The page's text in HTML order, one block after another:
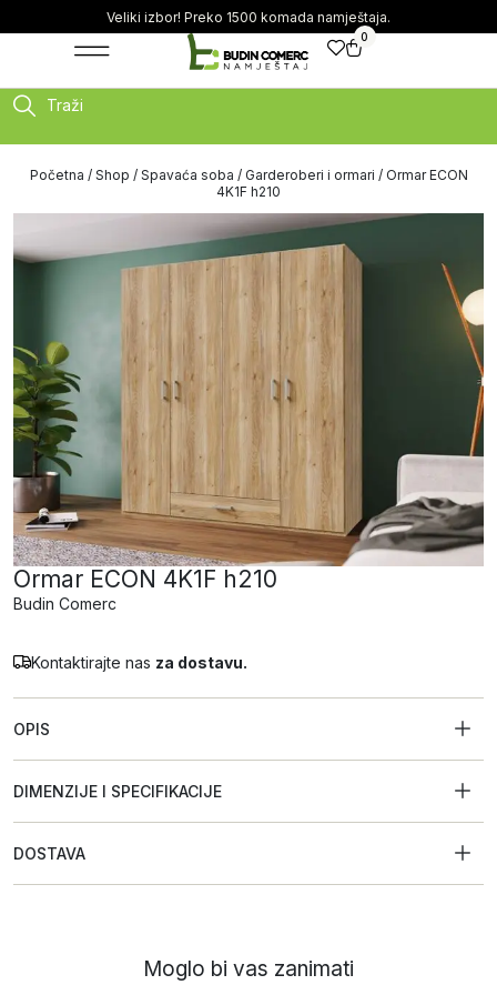
Veliki izbor! Preko 1500 komada namještaja.
0
Traži
Početna / Shop / Spavaća soba / Garderoberi i ormari / Ormar ECON
4K1F h210
Ormar ECON 4K1F h210
Budin Comerc
Kontaktirajte nas za dostavu.
OPIS
DIMENZIJE I SPECIFIKACIJE
DOSTAVA
Moglo bi vas zanimati